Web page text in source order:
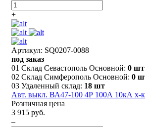
+
Артикул: SQ0207-0088
под заказ
01 Склад Севастополь Основной: 0 шт
02 Склад Симферополь Основной: 0
03 Удаленный склад: 18 шт
Авт. выкл. ВА47-100 4Р 100А 10кА х-
Розничная цена
3 915 руб.
–